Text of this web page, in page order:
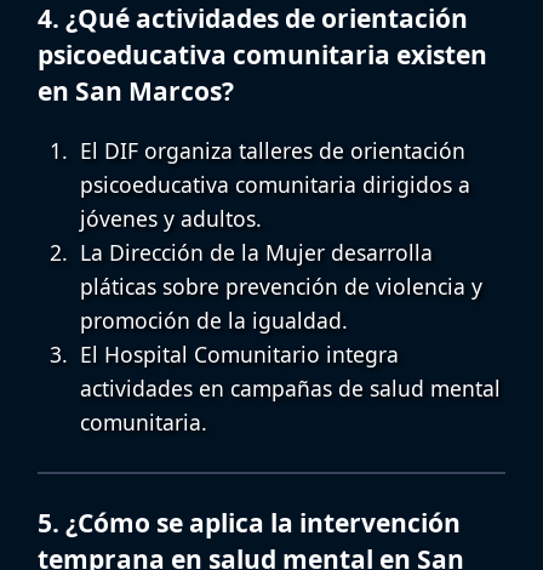
4. ¿Qué actividades de orientación
psicoeducativa comunitaria existen
en San Marcos?
El DIF organiza talleres de orientación
psicoeducativa comunitaria dirigidos a
jóvenes y adultos.
La Dirección de la Mujer desarrolla
pláticas sobre prevención de violencia y
promoción de la igualdad.
El Hospital Comunitario integra
actividades en campañas de salud mental
comunitaria.
5. ¿Cómo se aplica la intervención
temprana en salud mental en San